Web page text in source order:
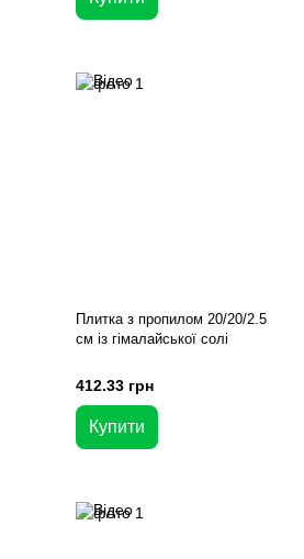
Плитка з пропилом 20/20/2.5
см із гімалайської солі
412.33 грн
Купити